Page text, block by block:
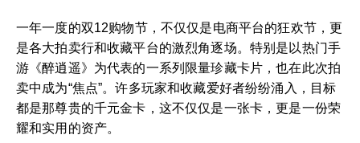
一年一度的双12购物节，不仅仅是电商平台的狂欢节，更
是各大拍卖行和收藏平台的激烈角逐场。特别是以热门手
游《醉逍遥》为代表的一系列限量珍藏卡片，也在此次拍
卖中成为“焦点”。许多玩家和收藏爱好者纷纷涌入，目标
都是那尊贵的千元金卡，这不仅仅是一张卡，更是一份荣
耀和实用的资产。